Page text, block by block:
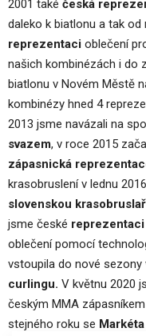
2001 také česká
daleko k biatlonu a tak od
reprezentaci oblečení
našich kombinézách i do
biatlonu v Novém Městě
kombinézy hned 4
2013 jsme navázali na
svazem, v roce 2015
zápasnická
krasobruslení v lednu
slovenskou
jsme české
oblečení pomocí
vstoupila do nové sezony
curlingu. V květnu 2020
českým MMA zápasníkem
stejného roku se